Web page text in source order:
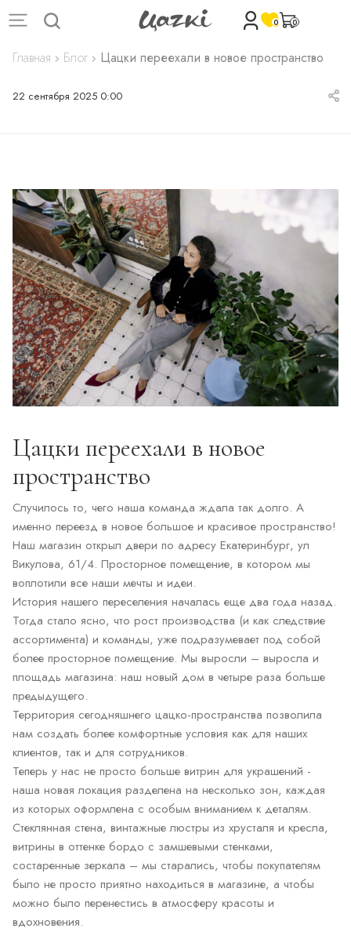
0 0
Главная Блог Цацки переехали в новое пространство
22 сентября 2025 0:00
Цацки переехали в новое
пространство
Случилось то, чего наша команда ждала так долго. А
именно переезд в новое большое и красивое пространство!
Наш магазин открыл двери по адресу Екатеринбург, ул
Викулова, 61/4. Просторное помещение, в котором мы
воплотили все наши мечты и идеи.
История нашего переселения началась еще два года назад.
Тогда стало ясно, что рост производства (и как следствие
ассортимента) и команды, уже подразумевает под собой
более просторное помещение. Мы выросли – выросла и
площадь магазина: наш новый дом в четыре раза больше
предыдущего.
Территория сегодняшнего цацко-пространства позволила
нам создать более комфортные условия как для наших
клиентов, так и для сотрудников.
Теперь у нас не просто больше витрин для украшений -
наша новая локация разделена на несколько зон, каждая
из которых оформлена с особым вниманием к деталям.
Стеклянная стена, винтажные люстры из хрусталя и кресла,
витрины в оттенке бордо с замшевыми стенками,
состаренные зеркала – мы старались, чтобы покупателям
было не просто приятно находиться в магазине, а чтобы
можно было перенестись в атмосферу красоты и
вдохновения.